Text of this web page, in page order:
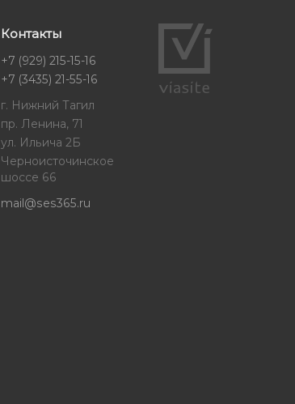
Контакты
+7 (929) 215-15-16
+7 (3435) 21-55-16
г. Нижний Тагил
пр. Ленина, 71
ул. Ильича 2Б
Черноисточинское
шоссе 66
mail@ses365.ru